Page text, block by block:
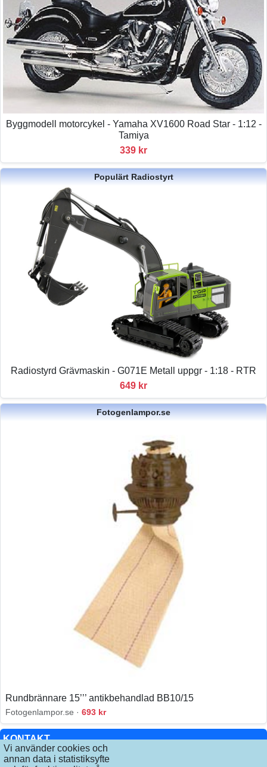
Vi använder cookies och
annan data i statistiksyfte
KONTAKT
INFO
Byggmodell motorcykel - Yamaha XV1600 Road Star - 1:12 -
Tamiya
339 kr
Populärt Radiostyrt
Radiostyrd Grävmaskin - G071E Metall uppgr - 1:18 - RTR
649 kr
Fotogenlampor.se
Rundbrännare 15’’’ antikbehandlad BB10/15
Fotogenlampor.se · 693 kr